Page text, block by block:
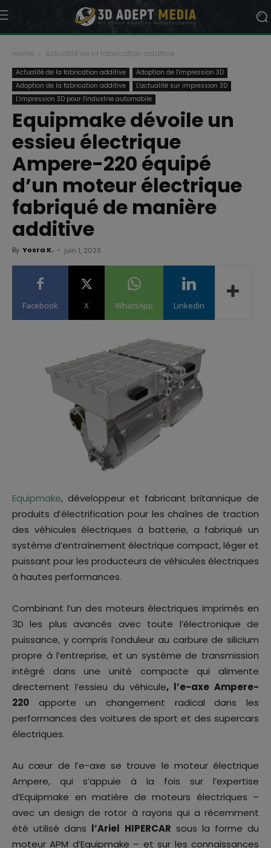
Home Actualité de la fabrication additive
Actualité de la fabrication additive
Adoption de l'impression 3D
Adoption de la fabrication additive
L'actualité sur impression 3D
L'impression 3D pour l'industrie automobile
Equipmake dévoile un
essieu électrique
Ampere-220 équipé
d’un moteur électrique
fabriqué de manière
additive
By Yosra K. - juin 1, 2023
Facebook X WhatsApp Linkedin
Equipmake, développeur et fabricant britannique de
produits d’électrification pour les chaînes de traction
des véhicules électriques à batterie, a fabriqué un
système d’entraînement électrique compact, léger et
puissant pour les producteurs de véhicules électriques
à hautes performances.
Combinant l’un des moteurs électriques imprimés en
3D les plus avancés avec toute l’électronique de
puissance, y compris l’onduleur au carbure de silicium
propre à l’entreprise, et un système de transmission
intégré dans une unité compacte qui alimente
directement l’essieu du véhicule, l’e-axe Ampere-
220 apporte un changement radical dans les
performances des voitures de sport et des supercars
électriques.
Au cœur de l’e-axe se trouve le moteur électrique
Ampere, qui s’appuie à la fois sur l’expertise
d’Equipmake en matière de moteurs électriques –
avec un design de rotor à rayons qui a récemment
été utilisé dans l’Ariel HIPERCAR sous la forme du
moteur APM d’Equipmake – et sur les connaissances